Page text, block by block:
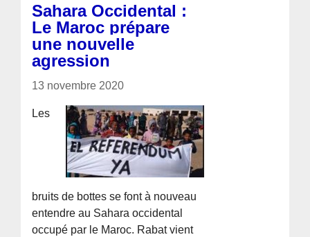
Sahara Occidental :
Le Maroc prépare
une nouvelle
agression
13 novembre 2020
Les
bruits de bottes se font à nouveau
entendre au Sahara occidental
occupé par le Maroc. Rabat vient